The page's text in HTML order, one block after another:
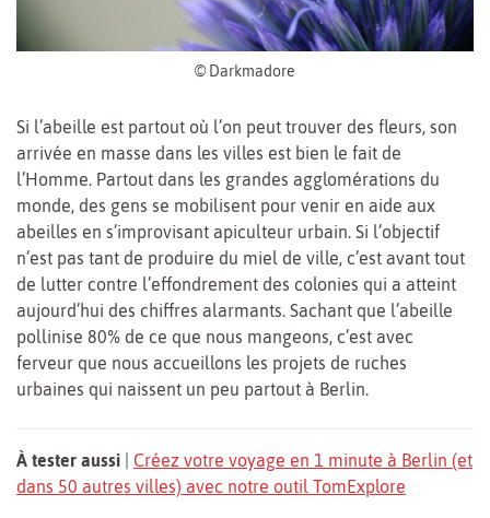
© Darkmadore
Si l’abeille est partout où l’on peut trouver des fleurs, son
arrivée en masse dans les villes est bien le fait de
l’Homme. Partout dans les grandes agglomérations du
monde, des gens se mobilisent pour venir en aide aux
abeilles en s’improvisant apiculteur urbain. Si l’objectif
n’est pas tant de produire du miel de ville, c’est avant tout
de lutter contre l’effondrement des colonies qui a atteint
aujourd’hui des chiffres alarmants. Sachant que l’abeille
pollinise 80% de ce que nous mangeons, c’est avec
ferveur que nous accueillons les projets de ruches
urbaines qui naissent un peu partout à Berlin.
À tester aussi
Créez votre voyage en 1 minute à Berlin (et
dans 50 autres villes) avec notre outil TomExplore